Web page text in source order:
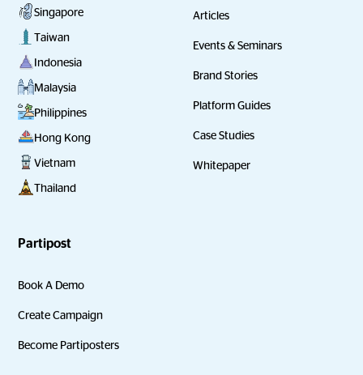
Singapore
Taiwan
Indonesia
Malaysia
Philippines
Hong Kong
Vietnam
Thailand
Articles
Events & Seminars
Brand Stories
Platform Guides
Case Studies
Whitepaper
Partipost
Book A Demo
Create Campaign
Become Partiposters